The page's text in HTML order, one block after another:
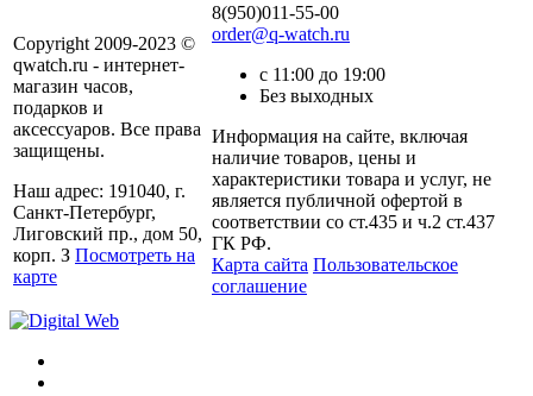
Copyright 2009-2023 ©
qwatch.ru - интернет-
магазин часов,
подарков и
аксессуаров. Все права
защищены.
Наш адрес: 191040, г.
Санкт-Петербург,
Лиговский пр., дом 50,
корп. З Посмотреть на
карте
8(950)011-55-00
order@q-watch.ru
с 11:00 до 19:00
Без выходных
Информация на сайте, включая
наличие товаров, цены и
характеристики товара и услуг, не
является публичной офертой в
соответствии со ст.435 и ч.2 ст.437
ГК РФ.
Карта сайта Пользовательское
соглашение